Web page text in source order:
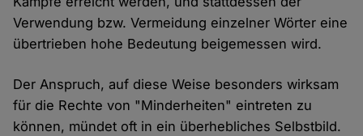
Verwendung bzw. Vermeidung einzelner Wörter eine
übertrieben hohe Bedeutung beigemessen wird.
Der Anspruch, auf diese Weise besonders wirksam
für die Rechte von "Minderheiten" eintreten zu
können, mündet oft in ein überhebliches Selbstbild.